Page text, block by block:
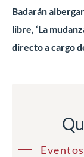
Badarán
libre, ‘La
directo a cargo